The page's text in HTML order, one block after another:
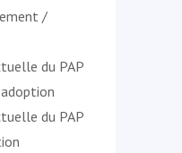
/
du PAP
du PAP